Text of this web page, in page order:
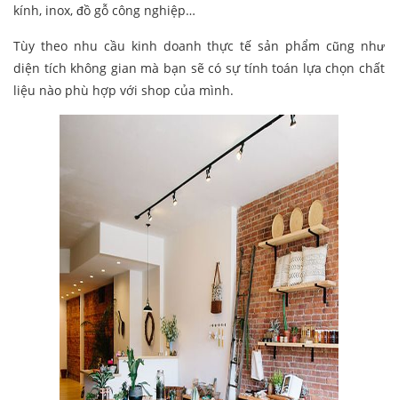
kính, inox, đồ gỗ công nghiệp…
Tùy theo nhu cầu kinh doanh thực tế sản phẩm cũng như
diện tích không gian mà bạn sẽ có sự tính toán lựa chọn chất
liệu nào phù hợp với shop của mình.